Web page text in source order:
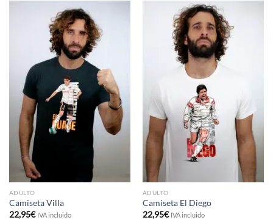
ADULTO
Camiseta Villa
22,95€ IVA incluido
ADULTO
Camiseta El Diego
22,95€ IVA incluido